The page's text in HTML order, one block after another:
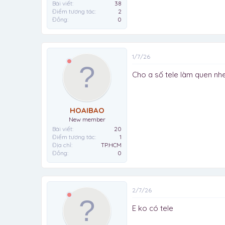
Bài viết
38
Điểm tương tác
2
Đồng
0
HOAIBAO
New member
Bài viết
20
Điểm tương tác
1
Địa chỉ
TP.HCM
Đồng
0
1/7/26
Cho a số tele làm quen
2/7/26
E ko có tele